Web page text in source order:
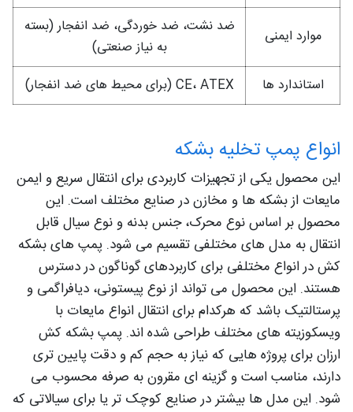
موارد ایمنی
ضد نشت، ضد خوردگی، ضد انفجار (بسته
به نیاز صنعتی)
استاندارد ها
CE، ATEX (برای محیط های ضد انفجار)
انواع پمپ تخلیه بشکه
این محصول یکی از تجهیزات کاربردی برای انتقال سریع و ایمن
مایعات از بشکه ها و مخازن در صنایع مختلف است. این
محصول بر اساس نوع محرک، جنس بدنه و نوع سیال قابل
انتقال به مدل های مختلفی تقسیم می شود. پمپ های بشکه
کش در انواع مختلفی برای کاربردهای گوناگون در دسترس
هستند. این محصول می تواند از نوع پیستونی، دیافراگمی و
پرستالتیک باشد که هرکدام برای انتقال انواع مایعات با
ویسکوزیته های مختلف طراحی شده اند. پمپ بشکه کش
ارزان برای پروژه هایی که نیاز به حجم کم و دقت پایین تری
دارند، مناسب است و گزینه ای مقرون به صرفه محسوب می
شود. این مدل ها بیشتر در صنایع کوچک تر یا برای سیالاتی که